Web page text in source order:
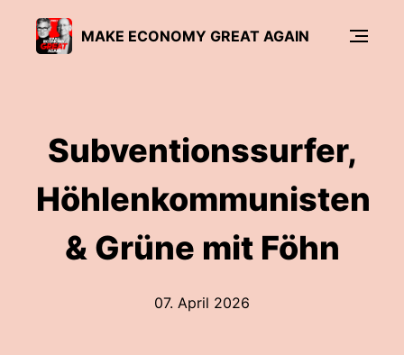
MAKE ECONOMY GREAT AGAIN
Subventionssurfer,
Höhlenkommunisten
& Grüne mit Föhn
07. April 2026